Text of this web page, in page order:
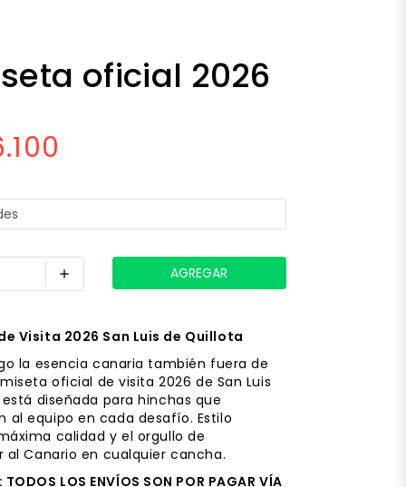
oficial 2026
add
Visita 2026 San Luis de Quillota
la esencia canaria también fuera de
oficial de visita 2026 de San Luis
diseñada para hinchas que
al equipo en cada desafío. Estilo
calidad y el orgullo de
al Canario en cualquier cancha.
TODOS LOS ENVÍOS SON POR PAGAR VÍA